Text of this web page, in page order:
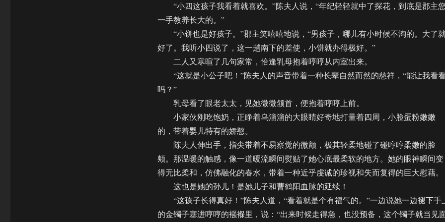
“小四这孩子我看着就喜欢。”陈夫人说，“年纪轻轻就中了探花，到底是郡主您
一手教养长大的。”
“小饼也是好孩子。”郡主笑嘻嘻地说，“男孩子，哪儿有小时候不淘的。大了
好了。我听小四说了，这一趟南下的差使，小饼就办得极好。”
二人又寒暄了几句家常，恰逢乳母抱着哼哼从内室出来。
“这就是小公子吧！”陈夫人的声音带着一种长辈自然而然的慈祥，“能让我看
吗？”
乳母看了眼老太太，见她微微颔首，便抱着哼哼上前。
小家伙刚吃饱奶，正睁着乌溜溜的大眼睛好奇地打量着四周，小脸蛋粉嫩嫩
的，带着婴儿特有的娇憨。
陈夫人伸出手，指尖带着不易察觉的微颤，极其轻柔地碰了碰哼哼柔嫩的脸
颊。那温暖的触感，像一道暖流瞬间熨贴了她心底最柔软的地方。她的眼神瞬间变
得无比柔和，仿佛融化的春水，带着一种近乎虔诚的珍视和失而复得的巨大慰藉。
这也是她的孙儿！是她儿子和曹鹤阳血脉的延续！
“这孩子长得真好！”陈夫人道，“看着就是个有福气的。”一边说她一边褪下手
的金镯子塞进哼哼的襁褓里，说：“出来时候走得急，也没预备，这个镯子就当见